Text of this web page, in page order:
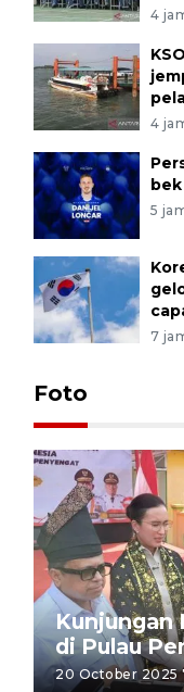
4
4
bek
5
7
Foto
Kunjungan
di Pulau
20 October 2025